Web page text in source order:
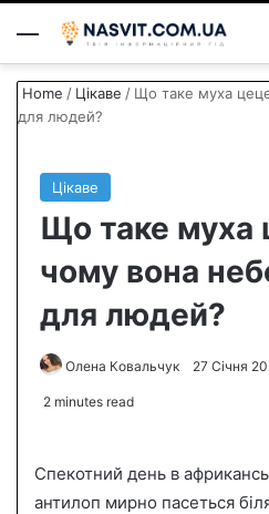
Menu
Home / Цікаве / Що таке муха
для людей?
Цікаве
Що таке муха
чому вона
для людей?
Олена Ковальчук
a
n
27 Січня
2 minutes read
Спекотний день в
антилоп мирно пасеться